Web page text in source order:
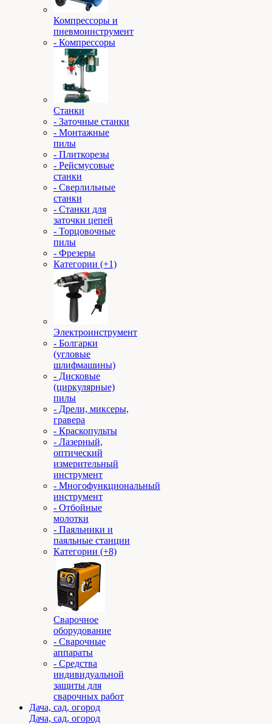
Компрессоры и
пневмоинструмент
- Компрессоры
Станки
- Заточные станки
- Монтажные
пилы
- Плиткорезы
- Рейсмусовые
станки
- Сверлильные
станки
- Станки для
заточки цепей
- Торцовочные
пилы
- Фрезеры
Категории (+1)
Электроинструмент
- Болгарки
(угловые
шлифмашины)
- Дисковые
(циркулярные)
пилы
- Дрели, миксеры,
гравера
- Краскопульты
- Лазерный,
оптический
измерительный
инструмент
- Многофункциональный
инструмент
- Отбойные
молотки
- Паяльники и
паяльные станции
Категории (+8)
Сварочное
оборудование
- Сварочные
аппараты
- Средства
индивидуальной
защиты для
сварочных работ
Дача, сад, огород
Дача, сад, огород